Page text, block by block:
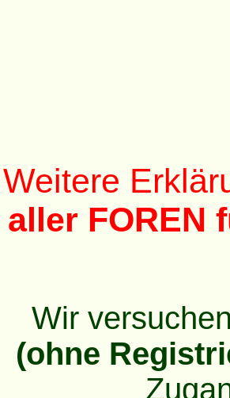
Weitere
aller FOREN
Wir
(ohne